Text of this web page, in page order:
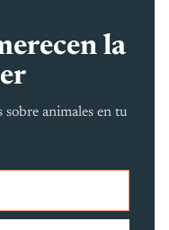
la
sobre animales en tu